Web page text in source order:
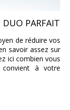
DUO PARFAIT
de réduire vos
savoir assez sur
ici combien vous
à votre